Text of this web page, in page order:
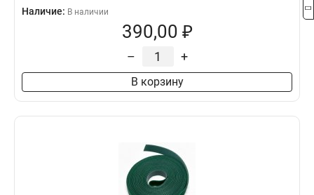
Наличие: В наличии
390,00 ₽
– +
В корзину